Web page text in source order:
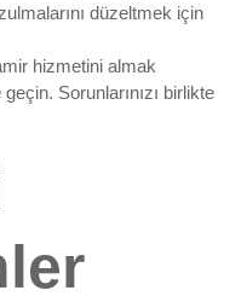
düzeltmek için
hizmetini almak
Sorunlarınızı birlikte